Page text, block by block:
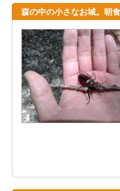
森の中の小さなお城。朝